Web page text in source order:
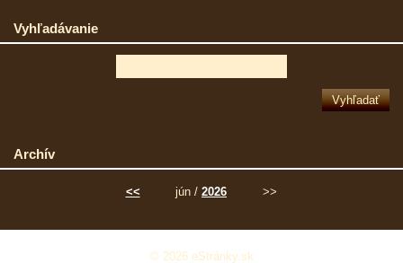
Vyhľadávanie
Archív
<< jún / 2026 >>
© 2026 eStránky.sk